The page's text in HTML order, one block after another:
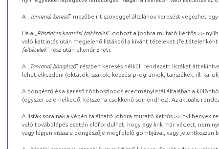
A „ Tanrendi kereső” mezőbe írt szöveggel általános keresést végezhet
Ha a „ Részletes keresési feltételek” dobozt a jobbra mutató kettős >>
való kattintás után megjelenő listákból a kívánt tételeket (feltételenként
feltételek” rész után ellenőrizheti.
A „ Tanrendi böngésző” részben keresés nélkül, rendezett listákat
lehet elkezdeni (oktatók, szakok, képzési programok, tanszékek, ill.
A böngésző és a kereső többoszlopos eredménylistái általában a
(egyszer az emelkedő, kétszer a csökkenő sorrendhez). Az aktuális
A listák sorainak a végén található jobbra mutató kettős >> nyílhegyek
való továbblépés esetén előfordulhat, hogy egy link már védett, nem
vagy lépjen vissza a böngészője megfelelő gombjával, vagy